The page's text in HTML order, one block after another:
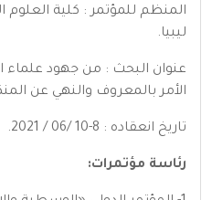
المنظم للمؤتمر : كلية العلوم
ليبيا.
عنوان البحث : من جهود
الأمر بالمعروف والنهي عن
تاريخ انعقاده : 8-10 /06 / 2021.
رئاسة مؤتمرات: